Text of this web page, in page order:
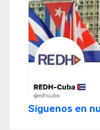
Síguenos en